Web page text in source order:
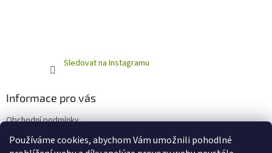
Používáme cookies, abychom Vám umožnili pohodlné
Sledovat na Instagramu
Informace pro vás
Obchodní podmínky
Podmínky ochrany osobních údajů